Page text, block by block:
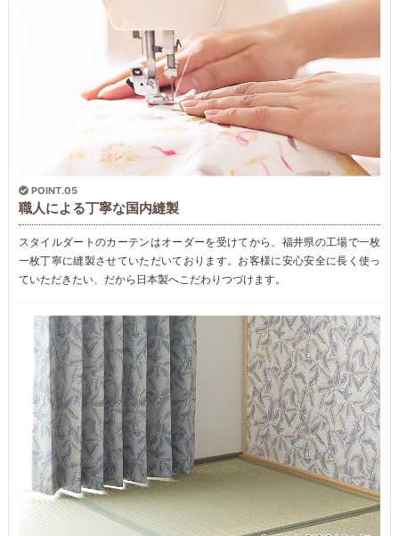
POINT.05
職人による丁寧な国内縫製
スタイルダートのカーテンはオーダーを受けてから、福井県の工場で一枚
一枚丁寧に縫製させていただいております。お客様に安心安全に長く使っ
ていただきたい、だから日本製へこだわりつづけます。